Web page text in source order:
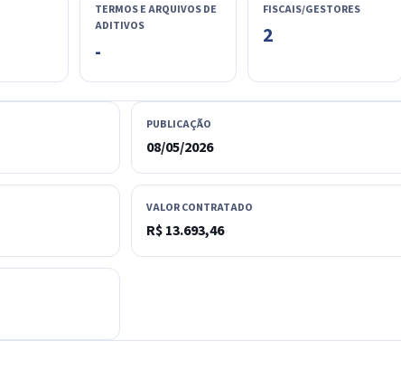
TERMOS E ARQUIVOS DE
ADITIVOS
-
FISCAIS/GESTORES
2
PUBLICAÇÃO
08/05/2026
VALOR CONTRATADO
R$ 13.693,46